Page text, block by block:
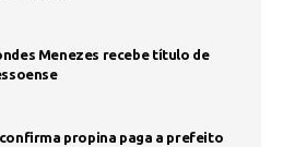
Menezes recebe título de
propina paga a prefeito